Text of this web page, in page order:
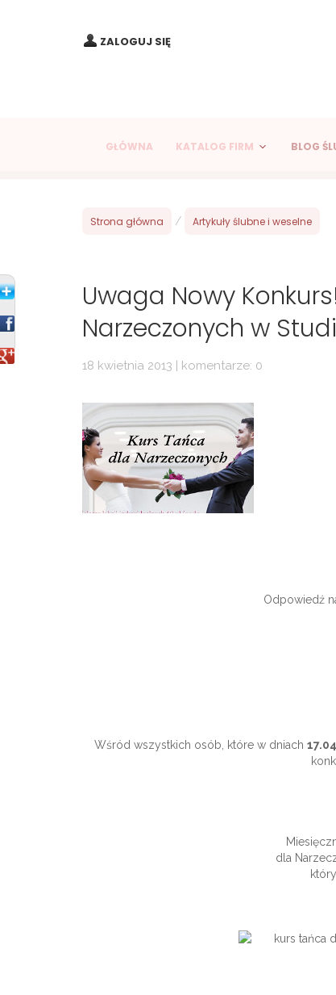
ZALOGUJ SIĘ
GŁÓWNA KATALOG FIRM BLOG
Strona główna / Artykuły ślubne i weselne
Uwaga Nowy
Narzeczonych w
18 kwietnia 2013 | komentarze: 0
Odpowiedź
Wśród wszystkich osób, które w dniach
dla